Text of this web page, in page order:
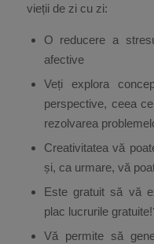
vieții de zi cu zi:
O reducere a
afective
Veți explora
perspective, ceea
rezolvarea
Creativitatea vă
și, ca urmare, vă
Este gratuit să vă
plac lucrurile
Vă permite să